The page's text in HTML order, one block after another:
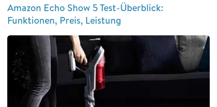
Amazon Echo Show 5 Test-Überblick:
Funktionen, Preis, Leistung